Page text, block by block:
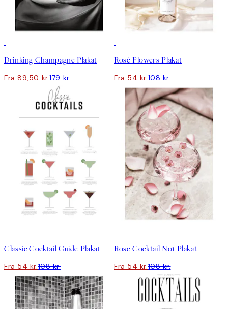
Drinking Champagne Plakat
Fra 89,50 kr.179 kr.
Rosé Flowers Plakat
Fra 54 kr.108 kr.
Classic Cocktail Guide Plakat
Fra 54 kr.108 kr.
Rose Cocktail No1 Plakat
Fra 54 kr.108 kr.